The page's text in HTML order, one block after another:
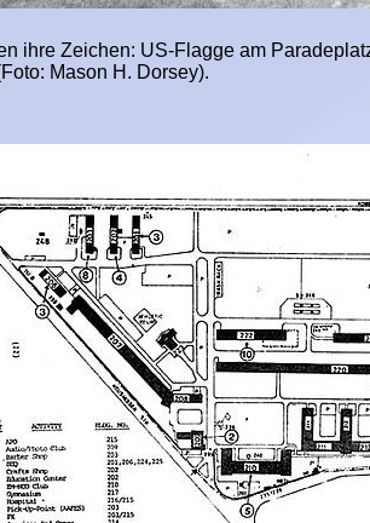
ihre Zeichen: US-Flagge am
Mason H. Dorsey).